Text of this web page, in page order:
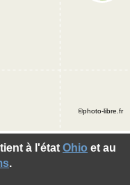
à l'état Ohio et au
.
©photo-libre.fr